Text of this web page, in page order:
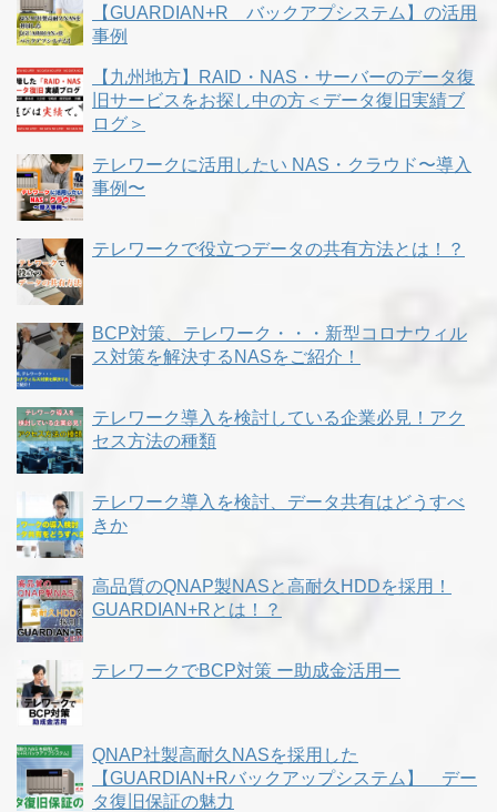
【GUARDIAN+R バックアプシステム】の活用
事例
【九州地方】RAID・NAS・サーバーのデータ復
旧サービスをお探し中の方＜データ復旧実績ブ
ログ＞
テレワークに活用したい NAS・クラウド〜導入
事例〜
テレワークで役立つデータの共有方法とは！？
BCP対策、テレワーク・・・新型コロナウィル
ス対策を解決するNASをご紹介！
テレワーク導入を検討している企業必見！アク
セス方法の種類
テレワーク導入を検討、データ共有はどうすべ
きか
高品質のQNAP製NASと高耐久HDDを採用！
GUARDIAN+Rとは！？
テレワークでBCP対策 ー助成金活用ー
QNAP社製高耐久NASを採用した
【GUARDIAN+Rバックアップシステム】 デー
タ復旧保証の魅力